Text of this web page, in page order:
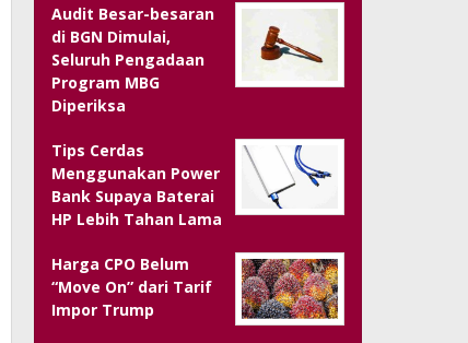
Audit Besar-besaran
di BGN Dimulai,
Seluruh Pengadaan
Program MBG
Diperiksa
Tips Cerdas
Menggunakan Power
Bank Supaya Baterai
HP Lebih Tahan Lama
Harga CPO Belum
“Move On” dari Tarif
Impor Trump